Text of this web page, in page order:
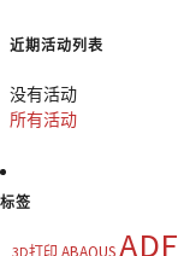
近期活动列表
没有活动
所有活动
标签
3D打印 ABAQUSADF